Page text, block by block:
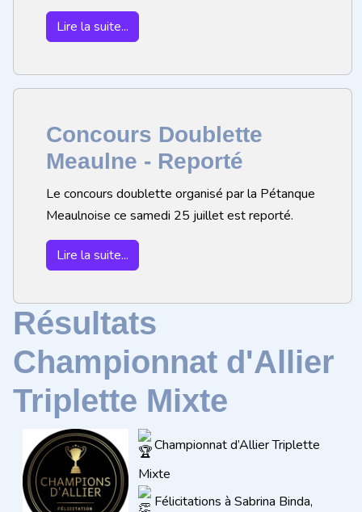
Lire la suite...
Concours Doublette
Meaulne - Reporté
Le concours doublette organisé par la Pétanque
Meaulnoise ce samedi 25 juillet est reporté.
Lire la suite...
Résultats
Championnat d'Allier
Triplette Mixte
Championnat d’Allier Triplette
Mixte
Félicitations à Sabrina Binda,